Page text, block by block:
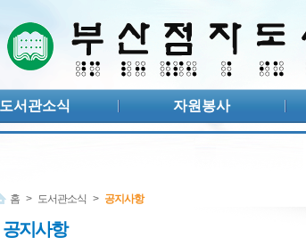
도서관소식 자원봉사
홈 > 도서관소식 > 공지사항
공지사항